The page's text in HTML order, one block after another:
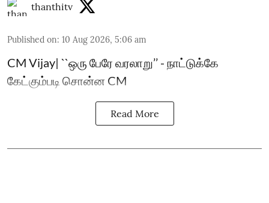
thanthitv
Published on: 10 Aug 2026, 5:06 am
CM Vijay| ``ஒரு பேரே வரலாறு’’ - நாட்டுக்கே
கேட்கும்படி சொன்ன CM
Read More